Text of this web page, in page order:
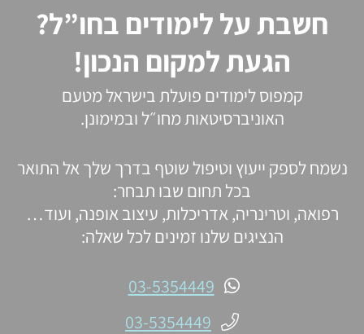
חשבת על לימודים בחו”ל?
הגעת למקום הנכון!
קמפוס לימודים פועלת בישראל מטעם
האוניברסיטאות מחו״ל ובמימונן.
נשמח לספק ייעוץ וטיפול שוטף בדרך שלך אל התואר
בכל תחום שבו תבחר:
רפואה, וטרינריה, אדריכלות, עיצוב אופנה, ועוד…
הנציגים שלנו זמינים לכל שאלה:
03-5354449
03-5354449